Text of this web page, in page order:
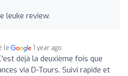
leuke review.
le 1 year ago
déjà la deuxième fois que
via D-Tours. Suivi rapide et